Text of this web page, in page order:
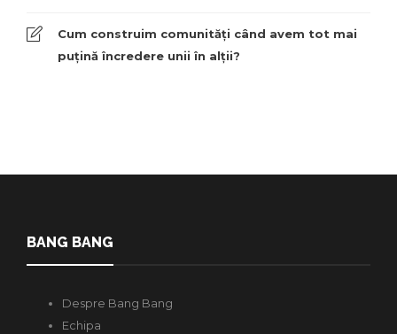
Cum construim comunități când avem tot mai
puțină încredere unii în alții?
BANG BANG
Despre Bang Bang
Echipa